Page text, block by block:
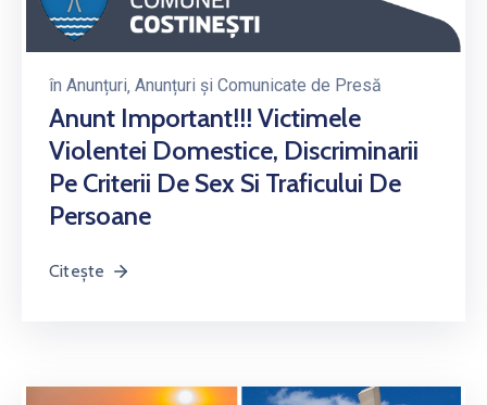
în Anunțuri‚ Anunțuri și Comunicate de Presă
Anunt Important!!! Victimele
Violentei Domestice, Discriminarii
Pe Criterii De Sex Si Traficului De
Persoane
Citește